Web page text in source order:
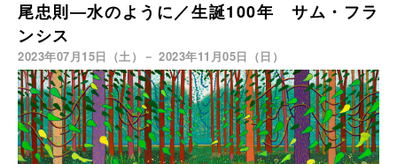
尾忠則―水のように／生誕100年 サム・フラ
ンシス
2023年07月15日（土）－ 2023年11月05日（日）